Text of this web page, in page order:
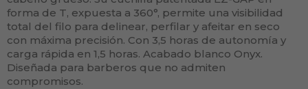
forma de T, expuesta a 360°, permite una visibilidad
total del filo para delinear, perfilar y afeitar en seco
con máxima precisión. Con 3,5 horas de autonomía y
carga rápida en 1,5 horas. Acabado blanco Onyx.
Diseñada para barberos que no admiten
compromisos.